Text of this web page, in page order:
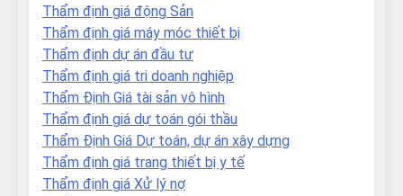
Thẩm định giá động Sản
Thẩm định giá máy móc thiết bị
Thẩm định dự án đầu tư
Thẩm định giá tri doanh nghiệp
Thẩm Định Giá tài sản vô hình
Thẩm định giá dự toán gói thầu
Thẩm Định Giá Dự toán, dự án xây dựng
Thẩm định giá trang thiết bị y tế
Thẩm định giá Xử lý nợ